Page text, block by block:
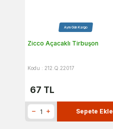
Aynı Gün Kargo
Zicco Açacaklı Tirbuşon
Kodu : 212.Q.22017
67 TL
Sepete Ekle